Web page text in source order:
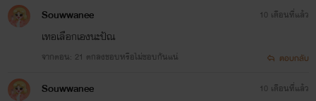
Souwwanee
เทอเลือกเองนะปัณ
จากตอน: 21 ตกลงชอบหรือไม่ชอบกันแน่
10 เดือนที่แล้ว
ตอบกลับ
Souwwanee 10 เดือนที่แล้ว